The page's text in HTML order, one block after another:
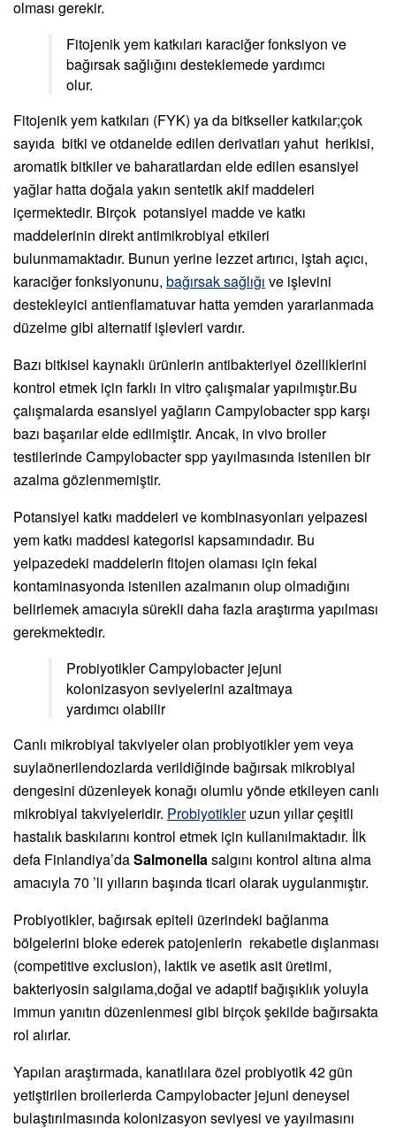
olması gerekir.
Fitojenik yem katkıları karaciğer fonksiyon ve
bağırsak sağlığını desteklemede yardımcı
olur.
Fitojenik yem katkıları (FYK) ya da bitkseller katkılar;çok
sayıda bitki ve otdanelde edilen derivatları yahut herikisi,
aromatik bitkiler ve baharatlardan elde edilen esansiyel
yağlar hatta doğala yakın sentetik akif maddeleri
içermektedir. Birçok potansiyel madde ve katkı
maddelerinin direkt antimikrobiyal etkileri
bulunmamaktadır. Bunun yerine lezzet artırıcı, iştah açıcı,
karaciğer fonksiyonunu, bağırsak sağlığı ve işlevini
destekleyici antienflamatuvar hatta yemden yararlanmada
düzelme gibi alternatif işlevleri vardır.
Bazı bitkisel kaynaklı ürünlerin antibakteriyel özelliklerini
kontrol etmek için farklı in vitro çalışmalar yapılmıştır.Bu
çalışmalarda esansiyel yağların Campylobacter spp karşı
bazı başarılar elde edilmiştir. Ancak, in vivo broiler
testilerinde Campylobacter spp yayılmasında istenilen bir
azalma gözlenmemiştir.
Potansiyel katkı maddeleri ve kombinasyonları yelpazesi
yem katkı maddesi kategorisi kapsamındadır. Bu
yelpazedeki maddelerin fitojen olaması için fekal
kontaminasyonda istenilen azalmanın olup olmadığını
belirlemek amacıyla sürekli daha fazla araştırma yapılması
gerekmektedir.
Probiyotikler Campylobacter jejuni
kolonizasyon seviyelerini azaltmaya
yardımcı olabilir
Canlı mikrobiyal takviyeler olan probiyotikler yem veya
suylaönerilendozlarda verildiğinde bağırsak mikrobiyal
dengesini düzenleyek konağı olumlu yönde etkileyen canlı
mikrobiyal takviyeleridir. Probiyotikleruzun yıllar çeşitli
hastalık baskılarını kontrol etmek için kullanılmaktadır. İlk
defa Finlandiya’daSalmonellasalgını kontrol altına alma
amacıyla 70 ’li yılların başında ticari olarak uygulanmıştır.
Probiyotikler, bağırsak epiteli üzerindeki bağlanma
bölgelerini bloke ederek patojenlerin rekabetle dışlanması
(competitive exclusion), laktik ve asetik asit üretimi,
bakteriyosin salgılama,doğal ve adaptif bağışıklık yoluyla
immun yanıtın düzenlenmesi gibi birçok şekilde bağırsakta
rol alırlar.
Yapılan araştırmada, kanatlılara özel probiyotik 42 gün
yetiştirilen broilerlerda Campylobacter jejuni deneysel
bulaştırılmasında kolonizasyon seviyesi ve yayılmasını